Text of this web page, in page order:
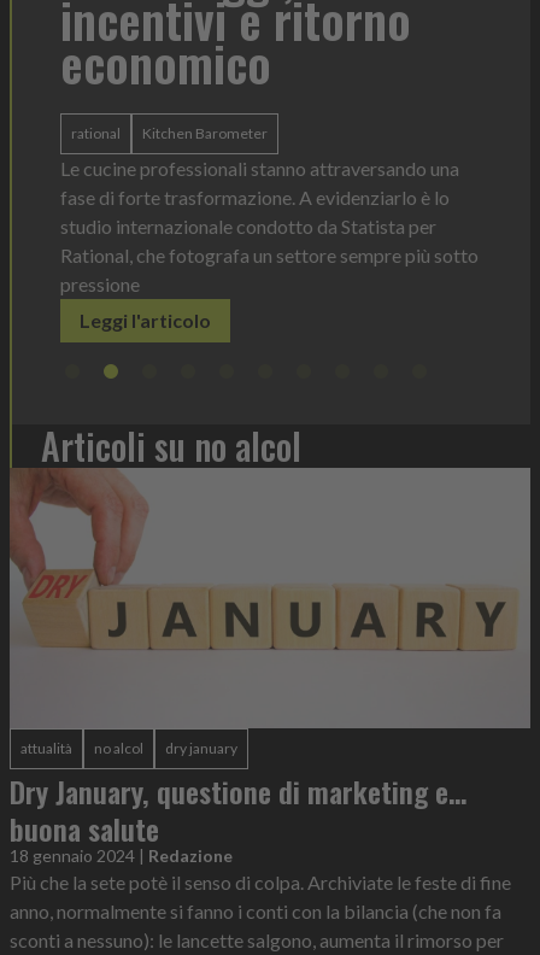
attraversando una
A evidenziarlo è lo
da Statista per
settore sempre più sotto
Heinz Mayonnaise Heinz
La novità di quest'anno è la Chef Bottle
ergonomica, con perfetta visibilità sul
dosaggio sempre sotto controllo
Leggi l'articolo
Articoli su no alcol
attualità no alcol dry january
Dry January, questione di marketing e…
buona salute
18 gennaio 2024 | Redazione
Più che la sete potè il senso di colpa. Archiviate le feste di fine
anno, normalmente si fanno i conti con la bilancia (che non fa
sconti a nessuno): le lancette salgono, aumenta il rimorso per